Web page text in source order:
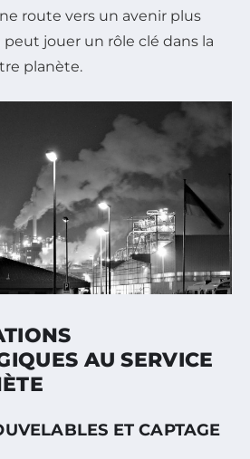
route vers un avenir plus
jouer un rôle clé dans la
planète.
AU SERVICE
ET CAPTAGE